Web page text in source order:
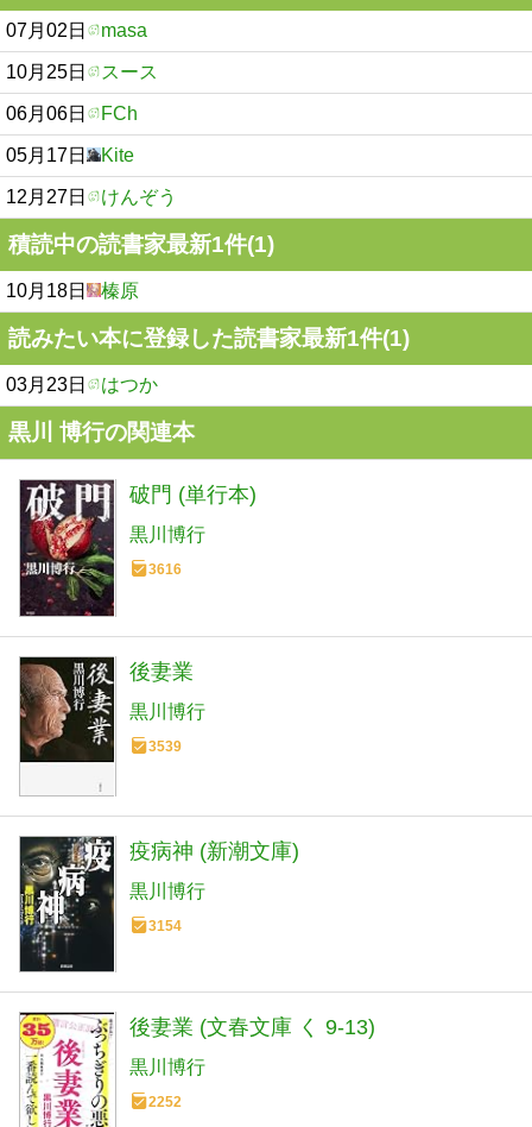
07月02日 masa
10月25日 スース
06月06日 FCh
05月17日 Kite
12月27日 けんぞう
積読中の読書家最新1件(1)
10月18日 榛原
読みたい本に登録した読書家最新1件(1)
03月23日 はつか
黒川 博行の関連本
破門 (単行本)
黒川博行
3616
後妻業
黒川博行
3539
疫病神 (新潮文庫)
黒川博行
3154
後妻業 (文春文庫 く 9-13)
黒川博行
2252